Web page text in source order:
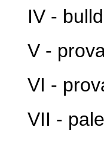
IV -
V -
VI -
VII -